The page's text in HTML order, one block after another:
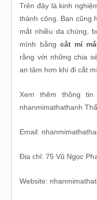
Trên đây là kinh
thành công. Bạn cũng
mắt nhiều da chùng,
mình bằng cắt mí
rằng với những chia
an tâm hơn khi đi cắt
Xem thêm thông
nhanmimathathanh
Email:
Địa chỉ: 75 Vũ Ngọc
Website: